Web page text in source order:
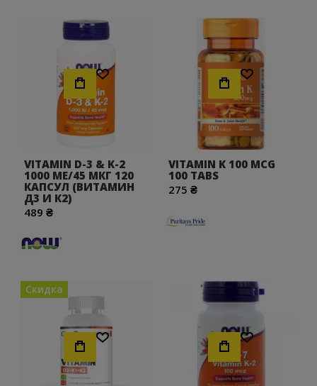
Хочу!
VITAMIN D-3 & K-2
1000 МЕ/45 МКГ 120
КАПСУЛ (ВИТАМИН
Д3 И К2)
489 ₴
Хочу!
VITAMIN K 100 MCG
100 TABS
275 ₴
Хочу!
Скидка
Хочу!